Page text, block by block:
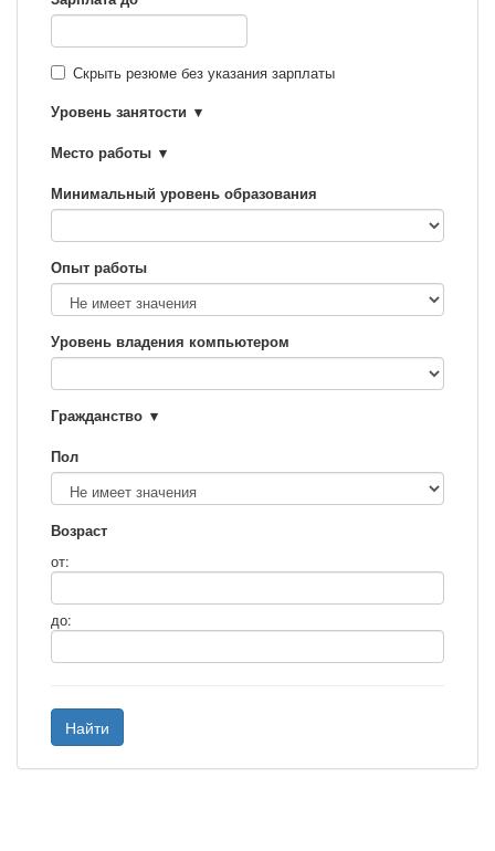
Скрыть резюме без указания зарплаты
Уровень занятости
Место работы
Минимальный уровень образования
Опыт работы
Уровень владения компьютером
Гражданство
Пол
Возраст
от:
до:
Найти